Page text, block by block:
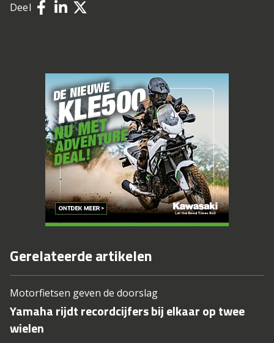
Deel
Gerelateerde artikelen
Motorfietsen geven de doorslag
Yamaha rijdt recordcijfers bij elkaar op twee
wielen